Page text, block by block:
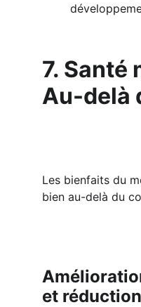
7. Santé
Au-delà
Les bienfaits du
bien au-delà du
et